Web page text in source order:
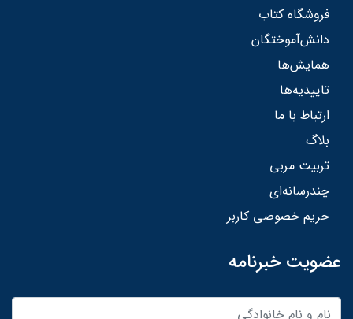
فروشگاه کتاب
دانش‌آموختگان
همایش‌ها
تاییدیه‌ها
ارتباط با ما
بلاگ
تربیت مربی
چندرسانه‌ای
حریم خصوصی کاربر
عضویت خبرنامه